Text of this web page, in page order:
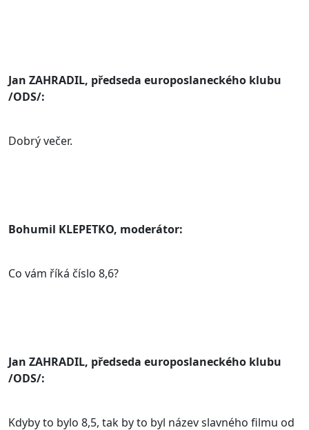
Jan ZAHRADIL, předseda europoslaneckého klubu
/ODS/:
Dobrý večer.
Bohumil KLEPETKO, moderátor:
Co vám říká číslo 8,6?
Jan ZAHRADIL, předseda europoslaneckého klubu
/ODS/:
Kdyby to bylo 8,5, tak by to byl název slavného filmu od